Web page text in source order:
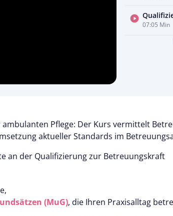
07:05 Min
Pflege: Der Kurs vermittelt
aktueller Standards im
an der Qualifizierung zur Betreuungskraft
(MuG), die Ihren Praxisalltag